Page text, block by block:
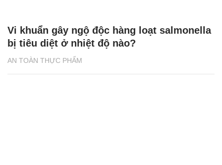
AN TOÀN THỰC PHẨM
Vi khuẩn gây ngộ độc hàng loạt salmonella
bị tiêu diệt ở nhiệt độ nào?